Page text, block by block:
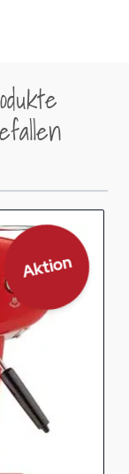
Aktion